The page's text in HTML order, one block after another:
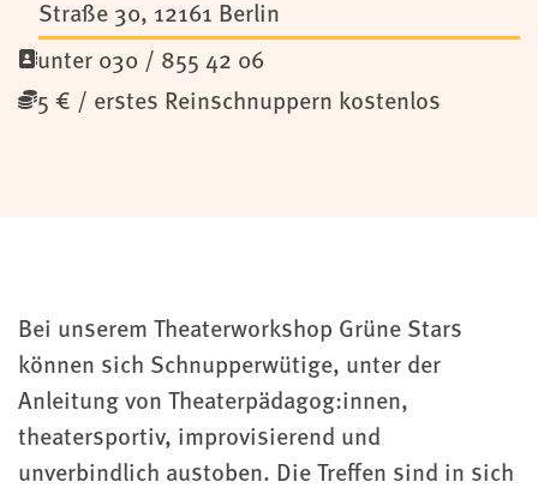
Straße 30, 12161 Berlin
unter 030 / 855 42 06
5 € / erstes Reinschnuppern kostenlos
Bei unserem Theaterworkshop Grüne Stars
können sich Schnupperwütige, unter der
Anleitung von Theaterpädagog:innen,
theatersportiv, improvisierend und
unverbindlich austoben. Die Treffen sind in sich